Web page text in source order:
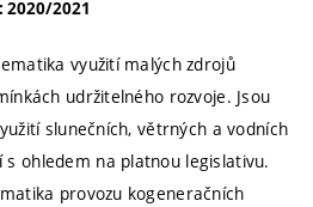
2020/2021
využití malých zdrojů
udržitelného rozvoje. Jsou
slunečních, větrných a vodních
ohledem na platnou legislativu.
provozu kogeneračních